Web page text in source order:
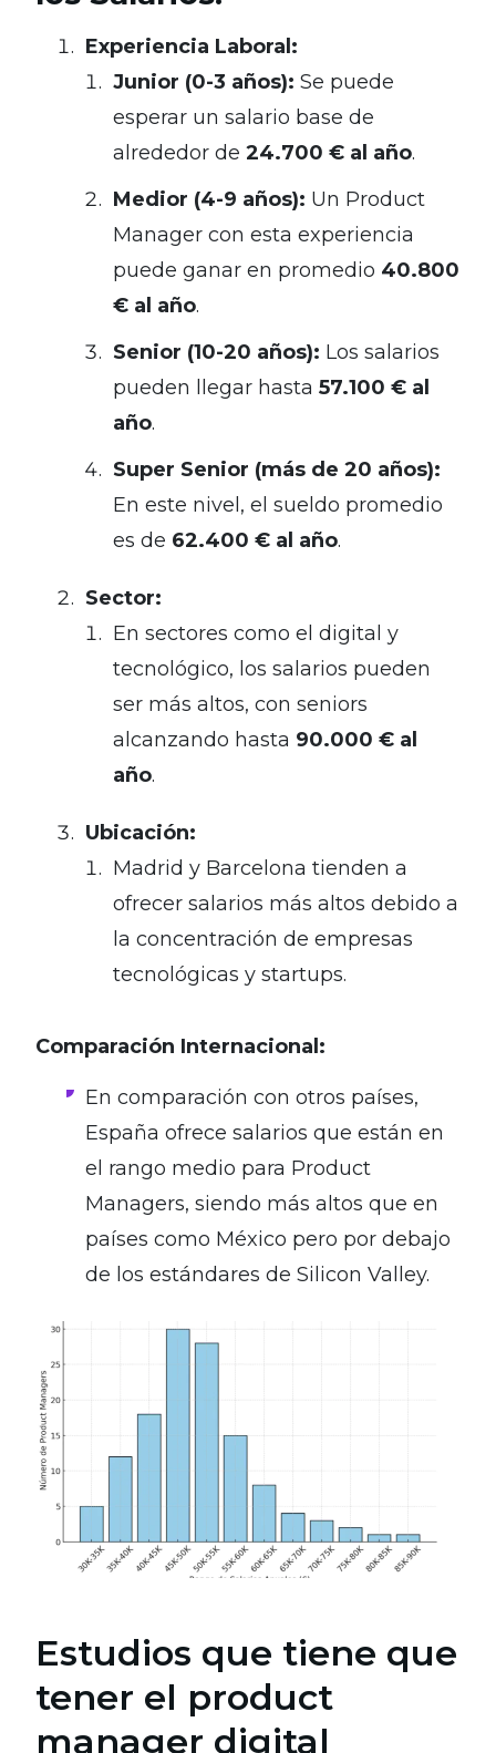
Experiencia Laboral:
Junior (0-3 años): Se puede
esperar un salario base de
alrededor de 24.700 € al año.
Medior (4-9 años): Un Product
Manager con esta experiencia
puede ganar en promedio 40.800
€ al año.
Senior (10-20 años): Los salarios
pueden llegar hasta 57.100 € al
año.
Super Senior (más de 20 años):
En este nivel, el sueldo promedio
es de 62.400 € al año.
Sector:
En sectores como el digital y
tecnológico, los salarios pueden
ser más altos, con seniors
alcanzando hasta 90.000 € al
año.
Ubicación:
Madrid y Barcelona tienden a
ofrecer salarios más altos debido a
la concentración de empresas
tecnológicas y startups.
Comparación Internacional:
En comparación con otros países,
España ofrece salarios que están en
el rango medio para Product
Managers, siendo más altos que en
países como México pero por debajo
de los estándares de Silicon Valley.
Estudios que tiene que
tener el product
manager digital